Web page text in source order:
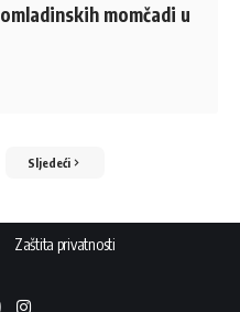
momčadi u
Sljedeći
Zaštita privatnosti